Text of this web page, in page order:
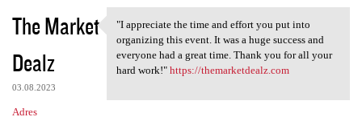
The Market
Dealz
03.08.2023
Adres
"I appreciate the time and
"I appreciate the time and effort you put into
organizing this event. It was a huge success and
everyone had a great time. Thank you for all your
hard work!" https://themarketdealz.com